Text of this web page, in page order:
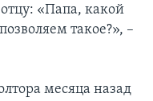
«Папа, какой
такое?», –
месяца назад